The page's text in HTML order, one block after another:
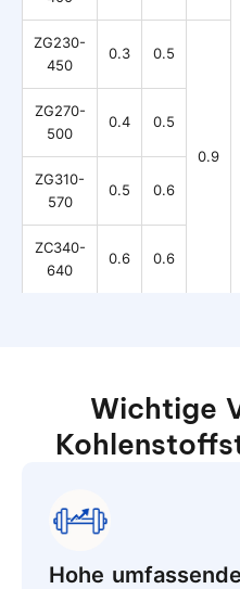
ZG230-
450
0.3 0.5
0.9
ZG270-
500
0.4 0.5
ZG310-
570
0.5 0.6
ZC340-
640
0.6 0.6
Wichtige
Hohe